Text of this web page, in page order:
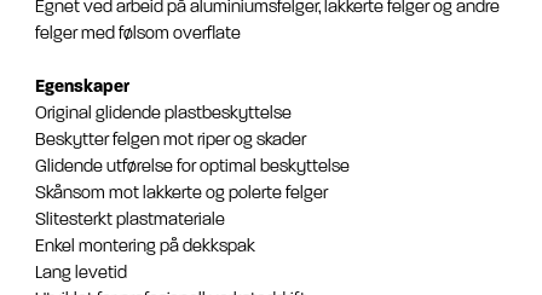
Egnet ved arbeid på aluminiumsfelger, lakkerte felger og andre
felger med følsom overflate
Egenskaper
Original glidende plastbeskyttelse
Beskytter felgen mot riper og skader
Glidende utførelse for optimal beskyttelse
Skånsom mot lakkerte og polerte felger
Slitesterkt plastmateriale
Enkel montering på dekkspak
Lang levetid